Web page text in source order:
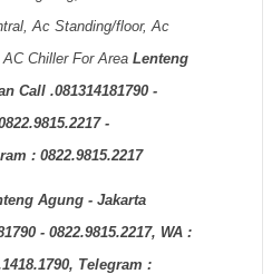
Ac Standing/floor, Ac
Chiller For Area Lenteng
Call .081314181790 -
-
: 0822.9815.2217
Agung - Jakarta
- 0822.9815.2217, WA :
Telegram :